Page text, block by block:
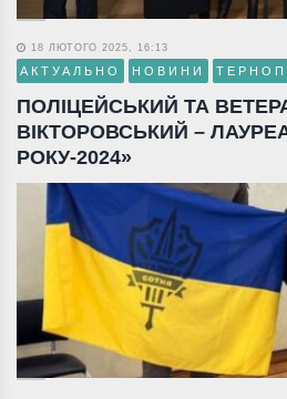
18 ЛЮТОГО 2025, 16:13
АКТУАЛЬНО НОВИНИ
ПОЛІЦЕЙСЬКИЙ ТА
ВІКТОРОВСЬКИЙ –
РОКУ-2024»